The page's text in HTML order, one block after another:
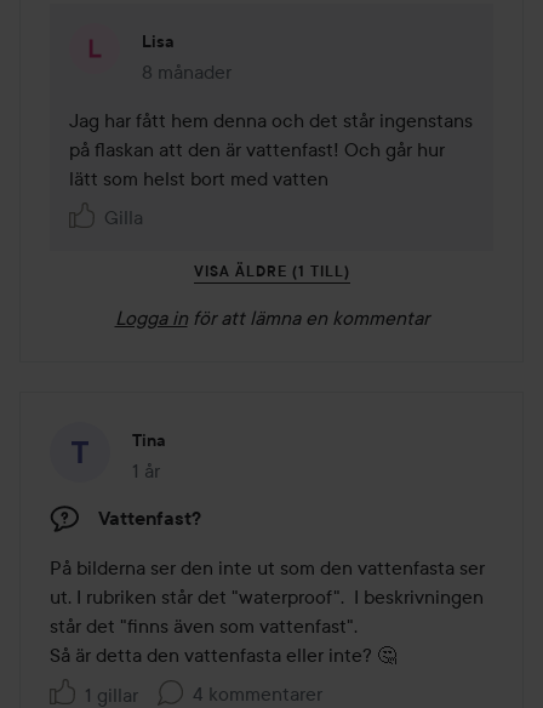
Lisa
8 månader
Kommentaren lades 8 månader
Jag har fått hem denna och det står ingenstans
på flaskan att den är vattenfast! Och går hur
lätt som helst bort med vatten
Gilla
VISA ÄLDRE (1 TILL)
Logga in för att lämna en kommentar
Tina
1 år
Inlägget skapades 1 år
Vattenfast?
På bilderna ser den inte ut som den vattenfasta ser
ut. I rubriken står det "waterproof".  I beskrivningen
står det "finns även som vattenfast".
Så är detta den vattenfasta eller inte? 🤔
1 gillar
4 kommentarer